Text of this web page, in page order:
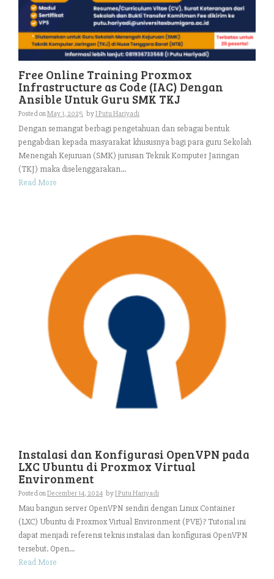
Free Online Training Proxmox
Infrastructure as Code (IAC) Dengan
Ansible Untuk Guru SMK TKJ
Posted onMay 1, 2025 byI Putu Hariyadi
Dengan semangat berbagi pengetahuan dan sebagai bentuk
pengabdian kepada masyarakat khususnya bagi para guru Sekolah
Menengah Kejuruan (SMK) jurusan Teknik Komputer Jaringan
(TKJ) maka diselenggarakan...
Read More
Instalasi dan Konfigurasi OpenVPN pada
LXC Ubuntu di Proxmox Virtual
Environment
Posted onDecember 14, 2024 byI Putu Hariyadi
Mau bangun server OpenVPN sendiri dengan Linux Container
(LXC) Ubuntu di Proxmox Virtual Environment (PVE)? Tutorial ini
dapat menjadi referensi teknis instalasi dan konfigurasi OpenVPN
tersebut. Open...
Read More